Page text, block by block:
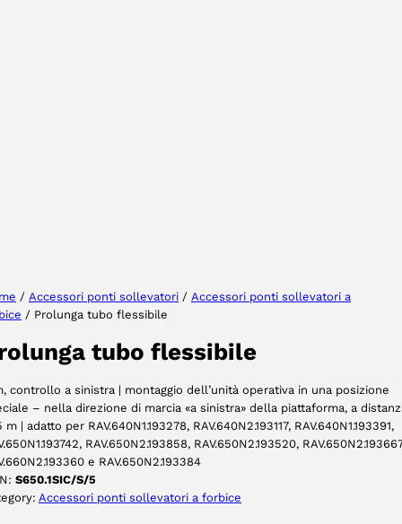
/ Accessori ponti sollevatori / Accessori ponti sollevatori a
/ Prolunga tubo flessibile
tubo flessibile
controllo a sinistra | montaggio dell’unità operativa in una posizione
– nella direzione di marcia «a sinistra» della piattaforma, a
m | adatto per RAV.640N1.193278, RAV.640N2.193117, RAV.640N1.193391,
RAV.650N2.193858, RAV.650N2.193520,
e RAV.650N2.193384
S650.1SIC/S/5
Accessori ponti sollevatori a forbice